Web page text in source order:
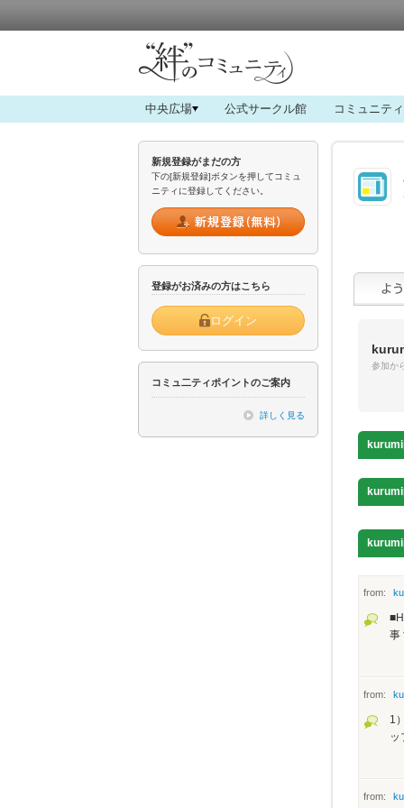
中央広場 公式サークル館 コミュニテ
新規登録がまだの方
下の[新規登録]ボタンを押してコミュ
ニティに登録してください。
登録がお済みの方はこちら
ログイン
コミュ二ティポイントのご案内
詳しく見る
参加か
from:
事
from:
1
from: